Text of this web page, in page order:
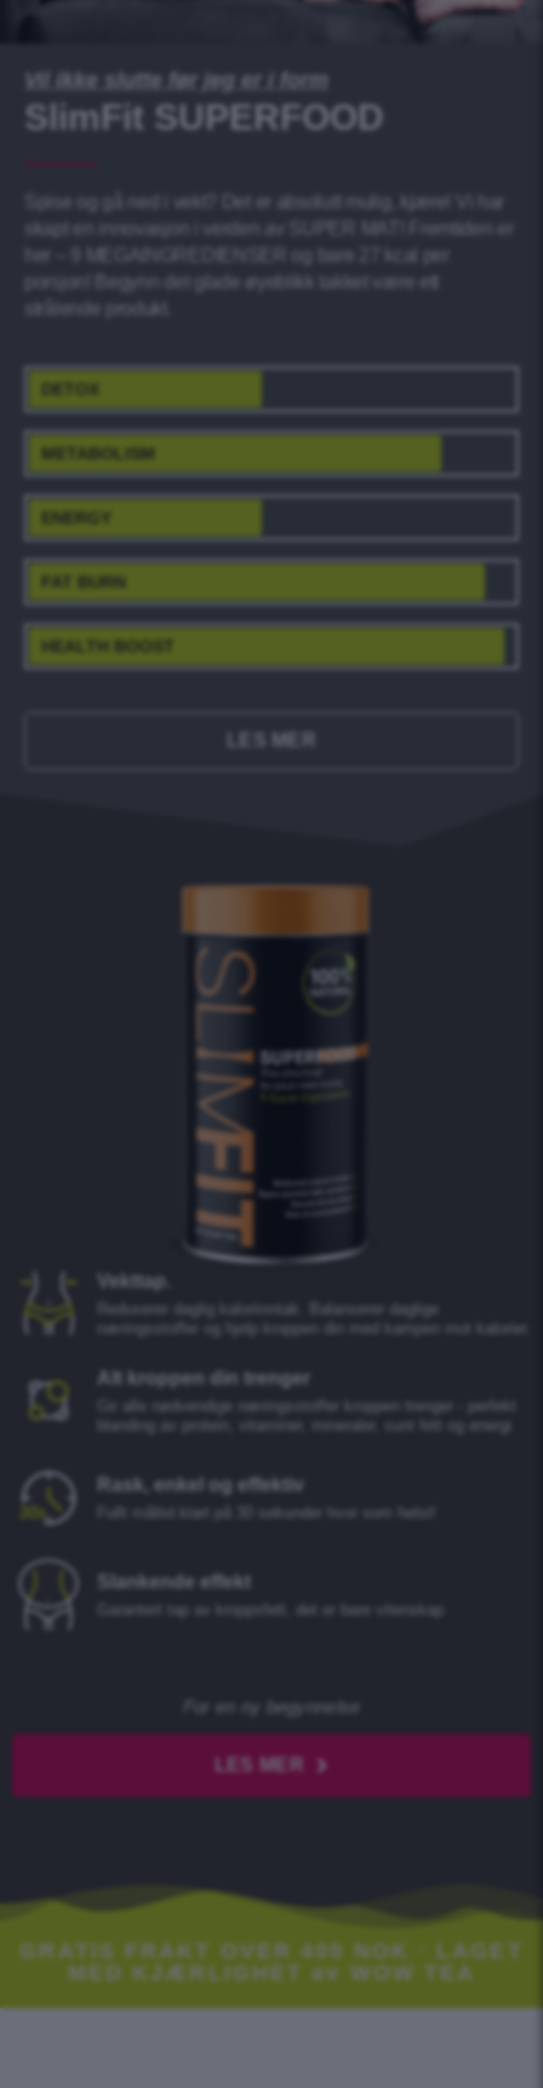
SlimFit SUPERFOOD
Vil ikke slutte før jeg er i form
Spise og gå ned i vekt? Det er absolutt mulig, kjære! Vi har
skapt en innovasjon i verden av SUPER MAT! Fremtiden er
her – 9 MEGAINGREDIENSER og bare 27 kcal per
porsjon! Begynn det glade øyeblikk takket være ett
strålende produkt.
DETOX
METABOLISM
ENERGY
FAT BURN
HEALTH BOOST
LES MER
Vekttap.
Reduserer daglig kaloriinntak. Balanserer daglige
næringsstoffer og hjelp kroppen din med kampen mot kalorier.
Alt kroppen din trenger
Gir alle nødvendige næringsstoffer kroppen trenger - perfekt
blanding av protein, vitaminer, mineraler, sunt fett og energi.
Rask, enkel og effektiv
Fullt måltid klart på 30 sekunder hvor som helst!
Slankende effekt
Garantert tap av kroppsfett, det er bare vitenskap
For en ny begynnelse
LES MER
GRATIS FRAKT OVER 400 NOK · LAGET
MED KJÆRLIGHET av WOW TEA